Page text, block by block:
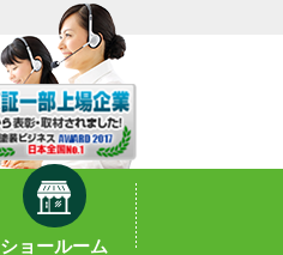
ショールーム